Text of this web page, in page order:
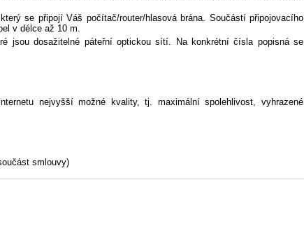
se připojí Váš počítač/router/hlasová brána. Součástí připojovacího
v délce až 10 m.
jsou dosažitelné páteřní optickou sítí. Na konkrétní čísla popisná se
nejvyšší možné kvality, tj. maximální spolehlivost, vyhrazené
smlouvy)